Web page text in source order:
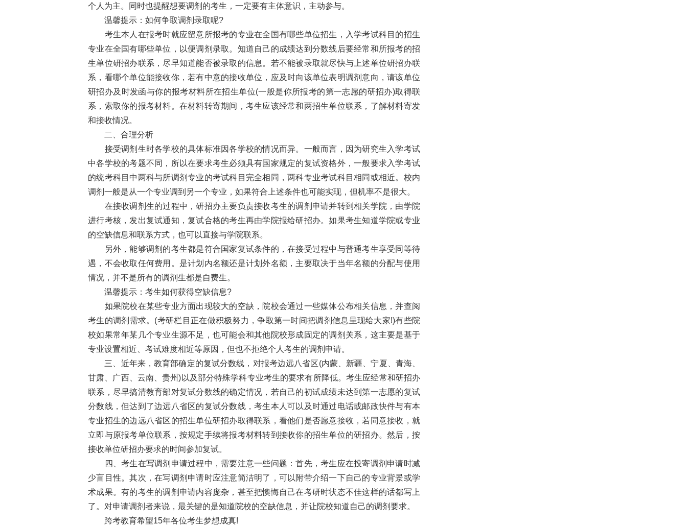
个人为主。同时也提醒想要调剂的考生，一定要有主体意识，主动参与。
温馨提示：如何争取调剂录取呢?
考生本人在报考时就应留意所报考的专业在全国有哪些单位招生，入学考试科目的招生
专业在全国有哪些单位，以便调剂录取。知道自己的成绩达到分数线后要经常和所报考的招
生单位研招办联系，尽早知道能否被录取的信息。若不能被录取就尽快与上述单位研招办联
系，看哪个单位能接收你，若有中意的接收单位，应及时向该单位表明调剂意向，请该单位
研招办及时发函与你的报考材料所在招生单位(一般是你所报考的第一志愿的研招办)取得联
系，索取你的报考材料。在材料转寄期间，考生应该经常和两招生单位联系，了解材料寄发
和接收情况。
二、合理分析
接受调剂生时各学校的具体标准因各学校的情况而异。一般而言，因为研究生入学考试
中各学校的考题不同，所以在要求考生必须具有国家规定的复试资格外，一般要求入学考试
的统考科目中两科与所调剂专业的考试科目完全相同，两科专业考试科目相同或相近。校内
调剂一般是从一个专业调到另一个专业，如果符合上述条件也可能实现，但机率不是很大。
在接收调剂生的过程中，研招办主要负责接收考生的调剂申请并转到相关学院，由学院
进行考核，发出复试通知，复试合格的考生再由学院报给研招办。如果考生知道学院或专业
的空缺信息和联系方式，也可以直接与学院联系。
另外，能够调剂的考生都是符合国家复试条件的，在接受过程中与普通考生享受同等待
遇，不会收取任何费用。是计划内名额还是计划外名额，主要取决于当年名额的分配与使用
情况，并不是所有的调剂生都是自费生。
温馨提示：考生如何获得空缺信息?
如果院校在某些专业方面出现较大的空缺，院校会通过一些媒体公布相关信息，并查阅
考生的调剂需求。(考研栏目正在做积极努力，争取第一时间把调剂信息呈现给大家!)有些院
校如果常年某几个专业生源不足，也可能会和其他院校形成固定的调剂关系，这主要是基于
专业设置相近、考试难度相近等原因，但也不拒绝个人考生的调剂申请。
三、近年来，教育部确定的复试分数线，对报考边远八省区(内蒙、新疆、宁夏、青海、
甘肃、广西、云南、贵州)以及部分特殊学科专业考生的要求有所降低。考生应经常和研招办
联系，尽早搞清教育部对复试分数线的确定情况，若自己的初试成绩未达到第一志愿的复试
分数线，但达到了边远八省区的复试分数线，考生本人可以及时通过电话或邮政快件与有本
专业招生的边远八省区的招生单位研招办取得联系，看他们是否愿意接收，若同意接收，就
立即与原报考单位联系，按规定手续将报考材料转到接收你的招生单位的研招办。然后，按
接收单位研招办要求的时间参加复试。
四、考生在写调剂申请过程中，需要注意一些问题：首先，考生应在投寄调剂申请时减
少盲目性。其次，在写调剂申请时应注意简洁明了，可以附带介绍一下自己的专业背景或学
术成果。有的考生的调剂申请内容庞杂，甚至把懊悔自己在考研时状态不佳这样的话都写上
了。对申请调剂者来说，最关键的是知道院校的空缺信息，并让院校知道自己的调剂要求。
跨考教育希望15年各位考生梦想成真!